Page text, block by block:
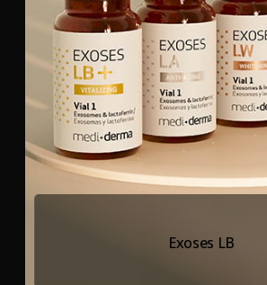
Exoses LB